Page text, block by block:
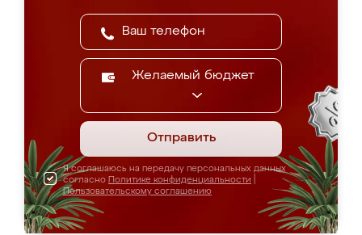
Желаемый бюджет
Отправить
Я соглашаюсь на передачу персональных данных
согласно Политике конфиденциальности
Пользовательскому соглашению